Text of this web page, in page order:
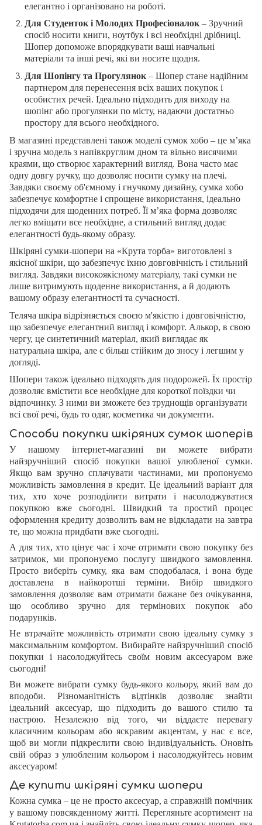
елегантно і організовано на роботі.
Для Студенток і Молодих Професіоналок – Зручний
спосіб носити книги, ноутбук і всі необхідні дрібниці.
Шопер допоможе впорядкувати ваші навчальні
матеріали та інші речі, які ви носите щодня.
Для Шопінгу та Прогулянок – Шопер стане надійним
партнером для перенесення всіх ваших покупок і
особистих речей. Ідеально підходить для виходу на
шопінг або прогулянки по місту, надаючи достатньо
простору для всього необхідного.
В магазині представлені також моделі сумок хобо – це м’яка
і зручна модель з напівкруглим дном та вільно висячими
краями, що створює характерний вигляд. Вона часто має
одну довгу ручку, що дозволяє носити сумку на плечі.
Завдяки своєму об'ємному і гнучкому дизайну, сумка хобо
забезпечує комфортне і спрощене використання, ідеально
підходячи для щоденних потреб. Її м’яка форма дозволяє
легко вміщати все необхідне, а стильний вигляд додає
елегантності будь-якому образу.
Шкіряні сумки-шопери на «Крута торба» виготовлені з
якісної шкіри, що забезпечує їхню довговічність і стильний
вигляд. Завдяки високоякісному матеріалу, такі сумки не
лише витримують щоденне використання, а й додають
вашому образу елегантності та сучасності.
Теляча шкіра відрізняється своєю м'якістю і довговічністю,
що забезпечує елегантний вигляд і комфорт. Алькор, в свою
чергу, це синтетичний матеріал, який виглядає як
натуральна шкіра, але є більш стійким до зносу і легшим у
догляді.
Шопери також ідеально підходять для подорожей. Їх простір
дозволяє вмістити все необхідне для короткої поїздки чи
відпочинку. З ними ви зможете без труднощів організувати
всі свої речі, будь то одяг, косметика чи документи.
Способи покупки шкіряних сумок шоперів
У нашому інтернет-магазині ви можете вибрати
найзручніший спосіб покупки вашої улюбленої сумки.
Якщо вам зручно сплачувати частинами, ми пропонуємо
можливість замовлення в кредит. Це ідеальний варіант для
тих, хто хоче розподілити витрати і насолоджуватися
покупкою вже сьогодні. Швидкий та простий процес
оформлення кредиту дозволить вам не відкладати на завтра
те, що можна придбати вже сьогодні.
А для тих, хто цінує час і хоче отримати свою покупку без
затримок, ми пропонуємо послугу швидкого замовлення.
Просто виберіть сумку, яка вам сподобалася, і вона буде
доставлена в найкоротші терміни. Вибір швидкого
замовлення дозволяє вам отримати бажане без очікування,
що особливо зручно для термінових покупок або
подарунків.
Не втрачайте можливість отримати свою ідеальну сумку з
максимальним комфортом. Вибирайте найзручніший спосіб
покупки і насолоджуйтесь своїм новим аксесуаром вже
сьогодні!
Ви можете вибрати сумку будь-якого кольору, який вам до
вподоби. Різноманітність відтінків дозволяє знайти
ідеальний аксесуар, що підходить до вашого стилю та
настрою. Незалежно від того, чи віддаєте перевагу
класичним кольорам або яскравим акцентам, у нас є все,
щоб ви могли підкреслити свою індивідуальність. Оновіть
свій образ з улюбленим кольором і насолоджуйтесь новим
аксесуаром!
Де купити шкіряні сумки шопери
Кожна сумка – це не просто аксесуар, а справжній помічник
у вашому повсякденному житті. Перегляньте асортимент на